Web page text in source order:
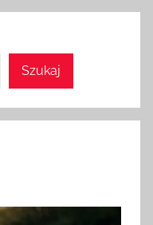
Szukaj